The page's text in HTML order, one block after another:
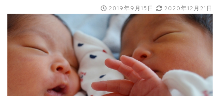
2019年9月15日 2020年12月21日